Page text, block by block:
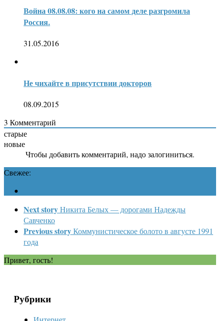
Война 08.08.08: кого на самом деле разгромила
Россия.
31.05.2016
Не чихайте в присутствии докторов
08.09.2015
3 Комментарий
старые
новые
Чтобы добавить комментарий, надо залогиниться.
Свежее:
Next storyНикита Белых — дорогами Надежды
Савченко
Previous storyКоммунистическое болото в августе 1991
года
Привет, гость!
Рубрики